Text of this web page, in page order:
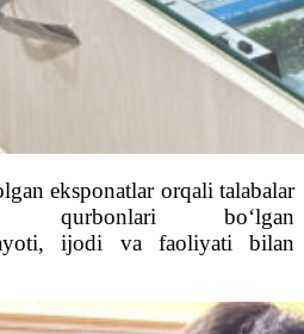
eksponatlar orqali talabalar
qurbonlari bo‘lgan
ijodi va faoliyati bilan